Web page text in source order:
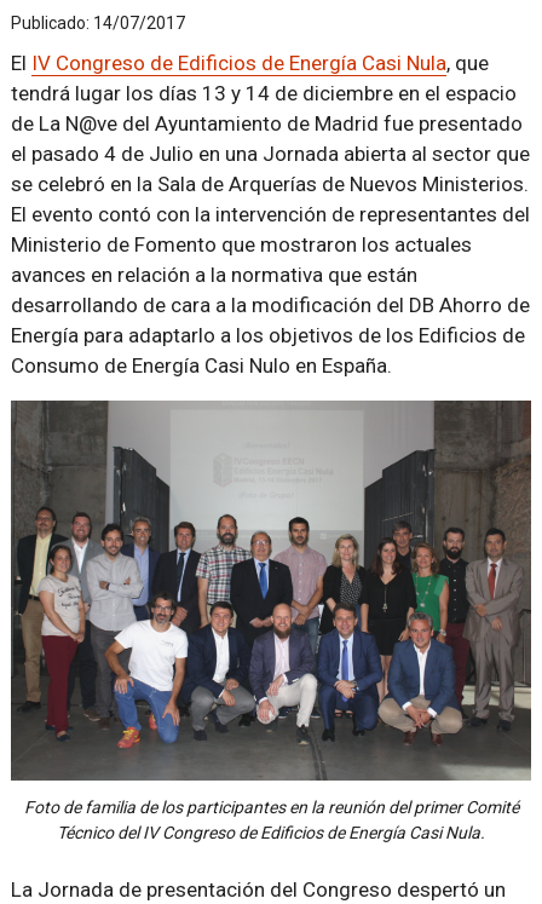
Publicado: 14/07/2017
El IV Congreso de Edificios de Energía Casi Nula, que
tendrá lugar los días 13 y 14 de diciembre en el espacio
de La N@ve del Ayuntamiento de Madrid fue presentado
el pasado 4 de Julio en una Jornada abierta al sector que
se celebró en la Sala de Arquerías de Nuevos Ministerios.
El evento contó con la intervención de representantes del
Ministerio de Fomento que mostraron los actuales
avances en relación a la normativa que están
desarrollando de cara a la modificación del DB Ahorro de
Energía para adaptarlo a los objetivos de los Edificios de
Consumo de Energía Casi Nulo en España.
Foto de familia de los participantes en la reunión del primer Comité
Técnico del IV Congreso de Edificios de Energía Casi Nula.
La Jornada de presentación del Congreso despertó un